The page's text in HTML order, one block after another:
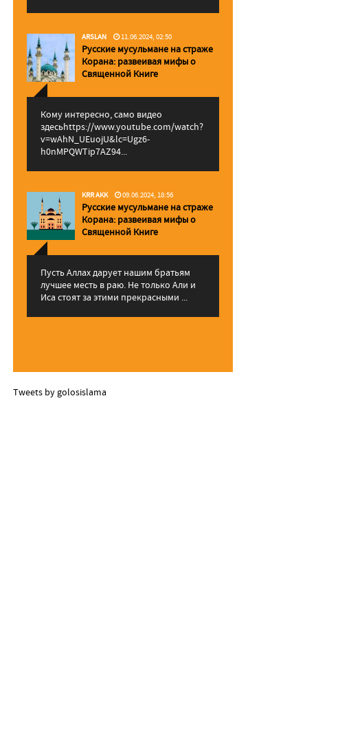
ARSLAN 11.06.2024, 02:50
Русские мусульмане на страже
Корана: pазвеивая мифы о
Священной Книге
Кому интересно, само видео
здесьhttps://www.youtube.com/watch?
v=wAhN_UEuojU&lc=Ugz6-
h0nMPQWTip7AZ94...
KRR AKK 09.06.2024, 18:56
Русские мусульмане на страже
Корана: pазвеивая мифы о
Священной Книге
Пусть Аллах дарует нашим братьям
лучшее месть в раю. Не только Али и
Иса стоят за этими прекрасными ...
Tweets by golosislama